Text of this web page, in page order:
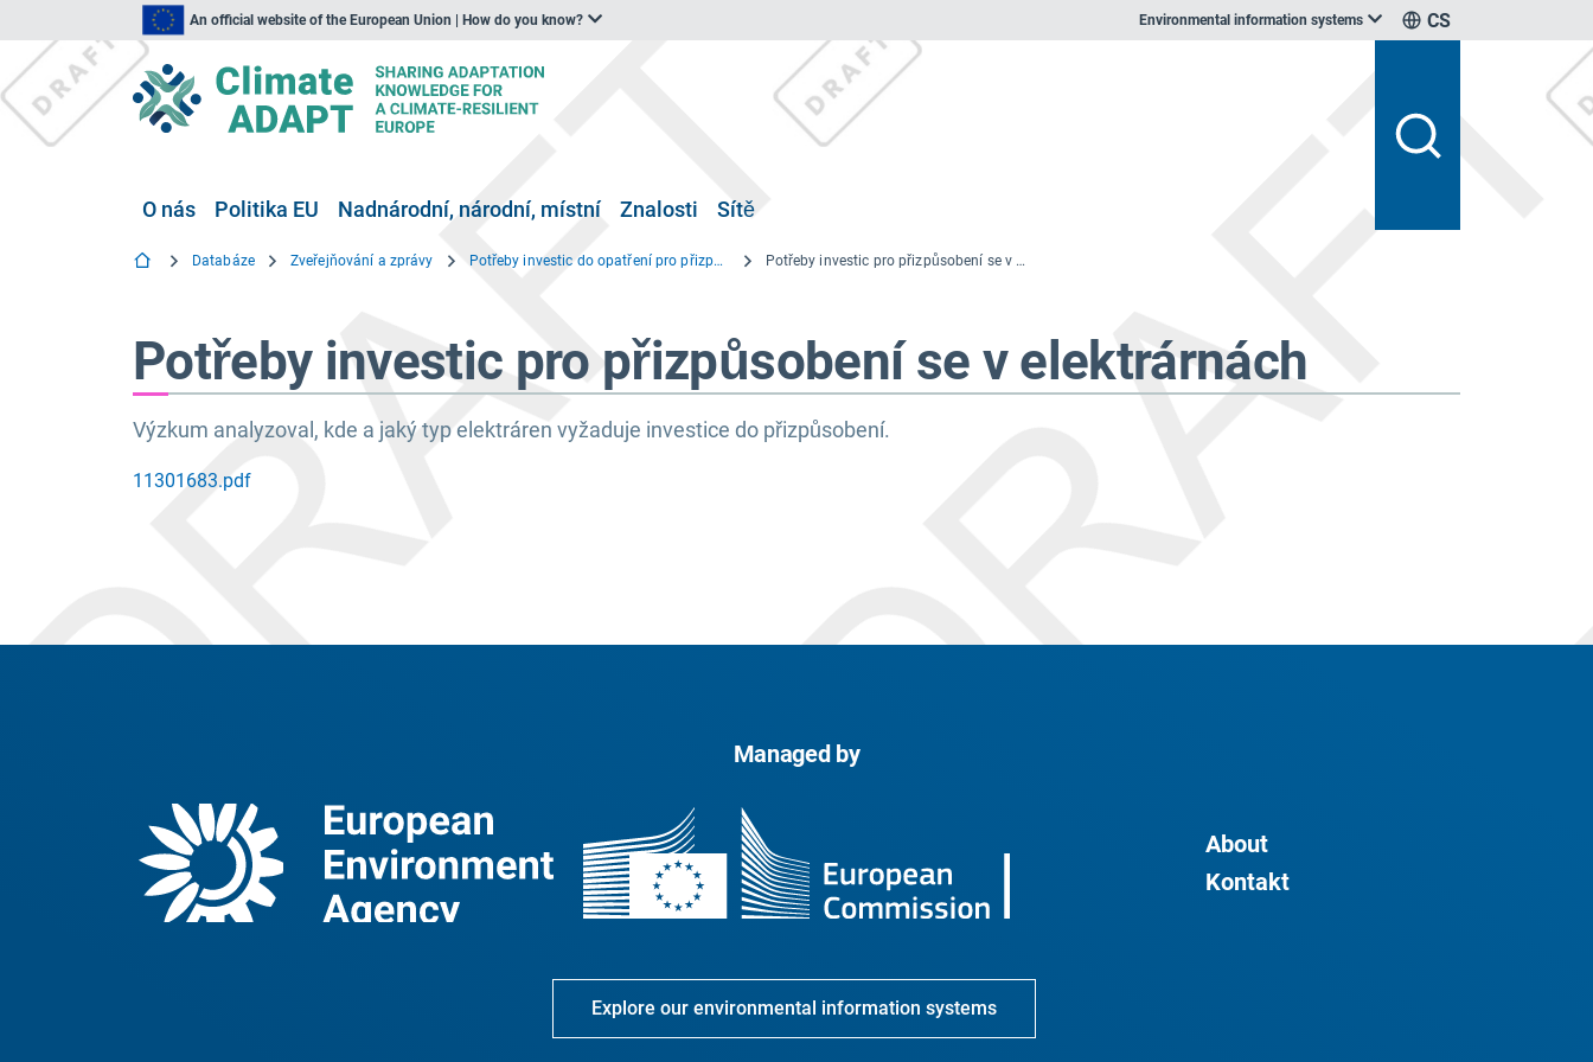
An official website of the European Union | How do you know? Environmental information systems CS
O nás Politika EU Nadnárodní, národní, místní Znalosti Sítě
Databáze Zveřejňování a zprávy Potřeby investic do opatření pro přizpůsobení se změně klimatu u elektráren v EU Potřeby investic pro přizpůsobení se v elektrárnách
Potřeby investic pro přizpůsobení se v elektrárnách
Výzkum analyzoval, kde a jaký typ elektráren vyžaduje investice do přizpůsobení.
11301683.pdf
Managed by
About
Kontakt
Explore our environmental information systems